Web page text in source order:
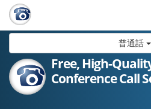
普通話
Free, High-
Conference Call